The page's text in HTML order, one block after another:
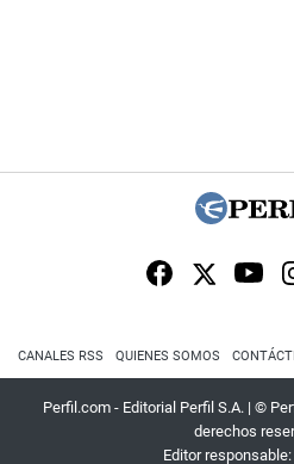
CANALES RSS QUIENES SOMOS
Perfil.com - Editorial Perfil S.A. | ©
derechos
Editor